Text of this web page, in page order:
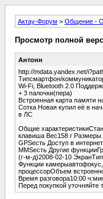
Актау-Форум > Общение -
Просмотр полной
Антонн
http://mdata.yandex.net/
Типсмартфон/
Wi-Fi, Bluetooth 2.0
+ 3 палочки(пера)
Встроенная карта памяти
Сотка Новая купил её в
в ЛС
Общие
клавиша Вес158 г
GPSесть Доступ в
MMSесть Другие
(г-м-д)2008-02-10
Функции
процессорОбъем
Время разговора10:00
Перед покупкой уточняйте